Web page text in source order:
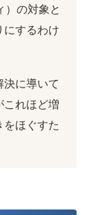
）の対象と
にするわけ
決に導いて
これほど増
をほぐすた